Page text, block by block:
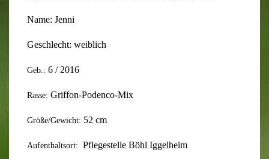
Name: Jenni
Geschlecht: weiblich
Geb.: 6 / 2016
Rasse: Griffon-Podenco-Mix
Größe/Gewicht: 52 cm
Aufenthaltsort: Pflegestelle Böhl Iggelheim